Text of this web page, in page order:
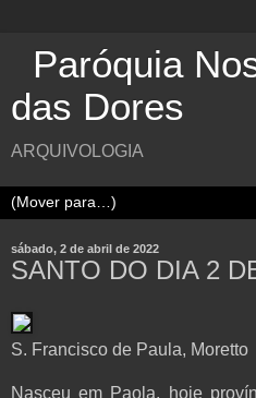
Paróquia
das Dores
ARQUIVOLOGIA
sábado, 2 de abril de 2022
SANTO DO DIA 2
S. Francisco de Paula, Moretto
Nasceu em Paola, hoje